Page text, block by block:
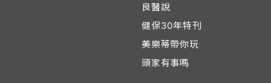
良醫說
健保30年特刊
美樂蒂帶你玩
頭家有事嗎